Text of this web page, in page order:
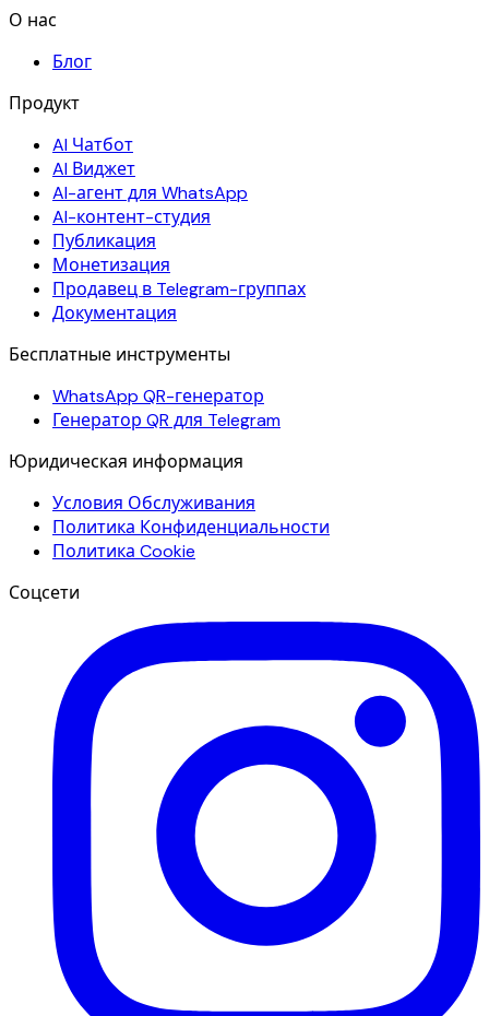
О нас
Блог
Продукт
AI Чатбот
AI Виджет
AI-агент для WhatsApp
AI-контент-студия
Публикация
Монетизация
Продавец в Telegram-группах
Документация
Бесплатные инструменты
WhatsApp QR-генератор
Генератор QR для Telegram
Юридическая информация
Условия Обслуживания
Политика Конфиденциальности
Политика Cookie
Соцсети